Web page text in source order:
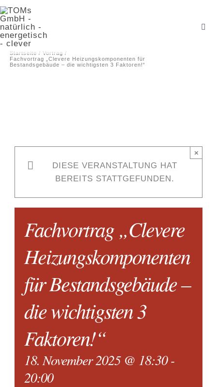
Zum
Inhalt
springen
Startseite
Vortrag
Fachvortrag „Clevere Heizungskomponenten für
Bestandsgebäude – die wichtigsten 3 Faktoren!“
DIESE VERANSTALTUNG HAT
BEREITS STATTGEFUNDEN.
×
Fachvortrag „Clevere
Heizungskomponenten
für Bestandsgebäude –
die wichtigsten 3
Faktoren!“
18. November 2025 @ 18:30-
20:00